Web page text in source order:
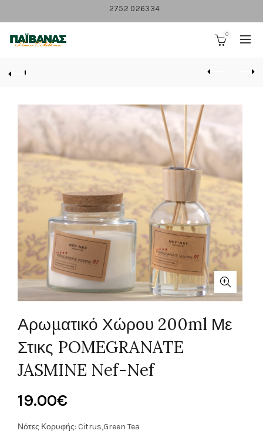
2752 026334
0
Αρωματικό Χώρου 200ml Με
Στικς POMEGRANATE
JASMINE Nef-Nef
19.00€
Νότες Κορυφής: Citrus,Green Tea